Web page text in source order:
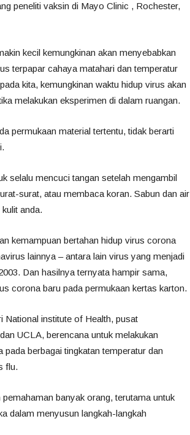
peneliti vaksin di Mayo Clinic , Rochester,
kecil kemungkinan akan menyebabkan
terpapar cahaya matahari dan temperatur
kita, kemungkinan waktu hidup virus akan
melakukan eksperimen di dalam ruangan.
permukaan material tertentu, tidak berarti
selalu mencuci tangan setelah mengambil
surat, atau membaca koran. Sabun dan air
anda.
kemampuan bertahan hidup virus corona
lainnya – antara lain virus yang menjadi
Dan hasilnya ternyata hampir sama,
corona baru pada permukaan kertas karton.
National institute of Health, pusat
UCLA, berencana untuk melakukan
berbagai tingkatan temperatur dan
flu.
banyak orang, terutama untuk
dalam menyusun langkah-langkah